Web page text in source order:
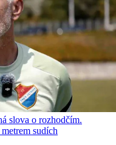
slova o rozhodčím.
sudích